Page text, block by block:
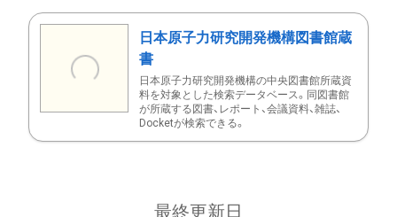
日本原子力研究開発機構図書館蔵
書
日本原子力研究開発機構の中央図書館所蔵資
料を対象とした検索データベース。同図書館
が所蔵する図書、レポート、会議資料、雑誌、
Docketが検索できる。
最終更新日